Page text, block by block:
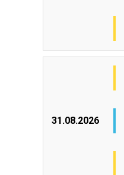
31.08.2026